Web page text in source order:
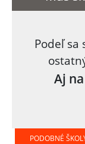
Podeľ sa
Aj
PODOBNÉ